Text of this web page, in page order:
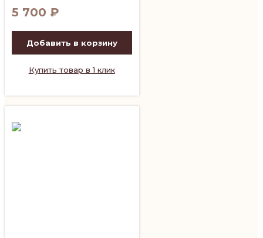
5 700 ₽
Добавить в корзину
Купить товар в 1 клик